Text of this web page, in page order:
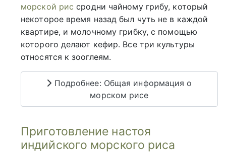
морской рис сродни чайному грибу, который
некоторое время назад был чуть не в каждой
квартире, и молочному грибку, с помощью
которого делают кефир. Все три культуры
относятся к зооглеям.
Подробнее: Общая информация о
морском рисе
Приготовление настоя
индийского морского риса